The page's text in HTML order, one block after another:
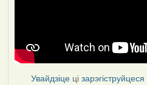
Увайдзіце цізарэгіструйцеся